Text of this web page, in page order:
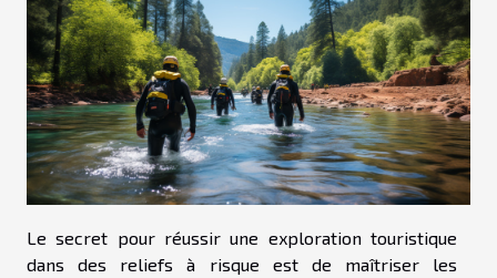
Le secret pour réussir une exploration touristique
dans des reliefs à risque est de maîtriser les